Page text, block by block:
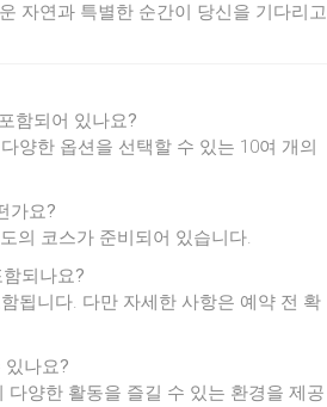
자연과 특별한 순간이 당신을 기다리고
함되어 있나요?
양한 옵션을 선택할 수 있는 10여 개의
가요?
의 코스가 준비되어 있습니다.
되나요?
됩니다. 다만 자세한 사항은 예약 전 확
있나요?
양한 활동을 즐길 수 있는 환경을 제공